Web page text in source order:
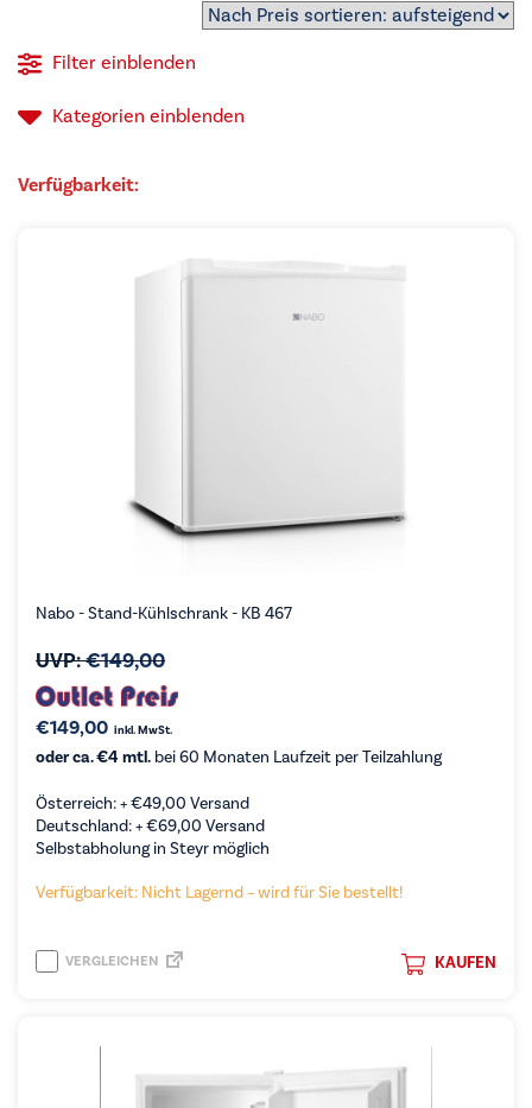
Filter einblenden
Kategorien einblenden
Verfügbarkeit:
Nabo - Stand-Kühlschrank - KB 467
UVP:€149,00
€149,00 inkl. MwSt.
oder ca. €4 mtl. bei 60 Monaten Laufzeit per Teilzahlung
Österreich: +€49,00 Versand
Deutschland: +€69,00 Versand
Selbstabholung in Steyr möglich
Verfügbarkeit: Nicht Lagernd – wird für Sie bestellt!
KAUFEN
VERGLEICHEN